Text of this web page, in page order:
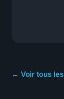
← Voir tous